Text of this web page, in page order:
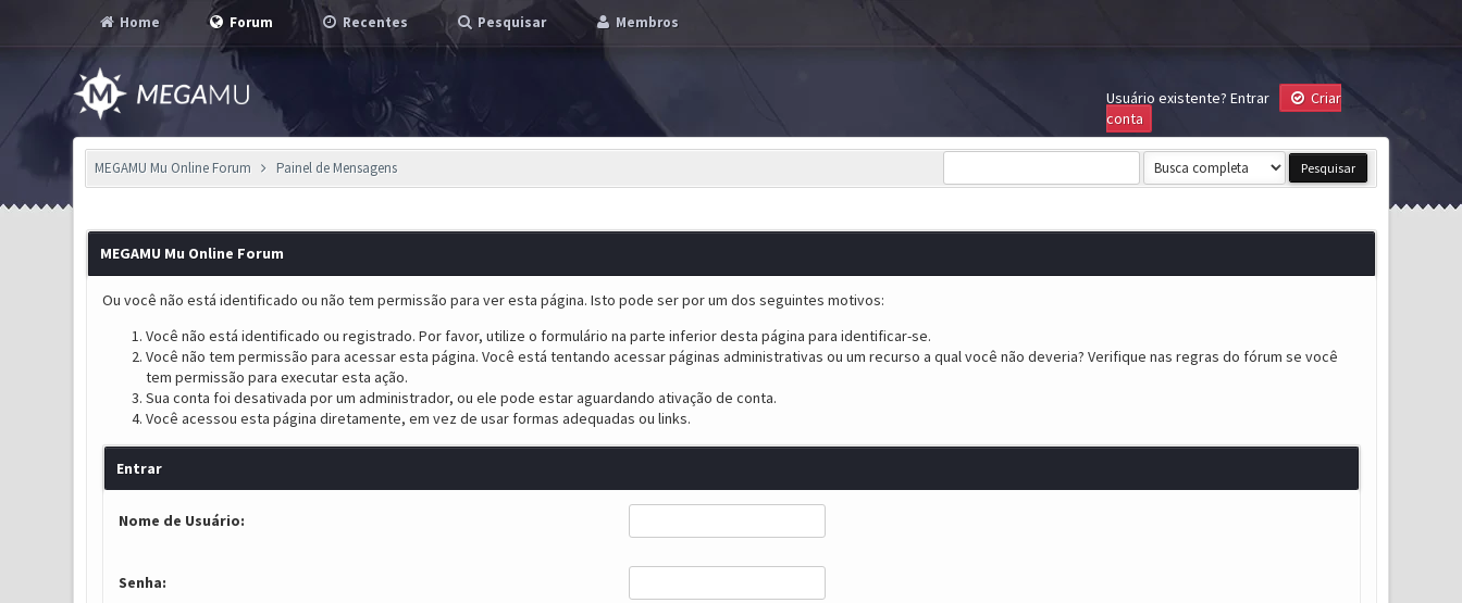
Home Forum Recentes Pesquisar Membros
Usuário existente? Entrar
Criar
conta
MEGAMU Mu Online Forum Painel de Mensagens
MEGAMU Mu Online Forum
Ou você não está identificado ou não tem permissão para ver esta página. Isto pode ser por um dos seguintes motivos:
Você não está identificado ou registrado. Por favor, utilize o formulário na parte inferior desta página para identificar-se.
Você não tem permissão para acessar esta página. Você está tentando acessar páginas administrativas ou um recurso a qual você não deveria? Verifique nas regras do fórum se você
tem permissão para executar esta ação.
Sua conta foi desativada por um administrador, ou ele pode estar aguardando ativação de conta.
Você acessou esta página diretamente, em vez de usar formas adequadas ou links.
Entrar
Nome de Usuário:
Senha: